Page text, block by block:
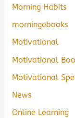
Morning Habits
morningebooks
Motivational
Motivational
Motivational
News
Online Learning